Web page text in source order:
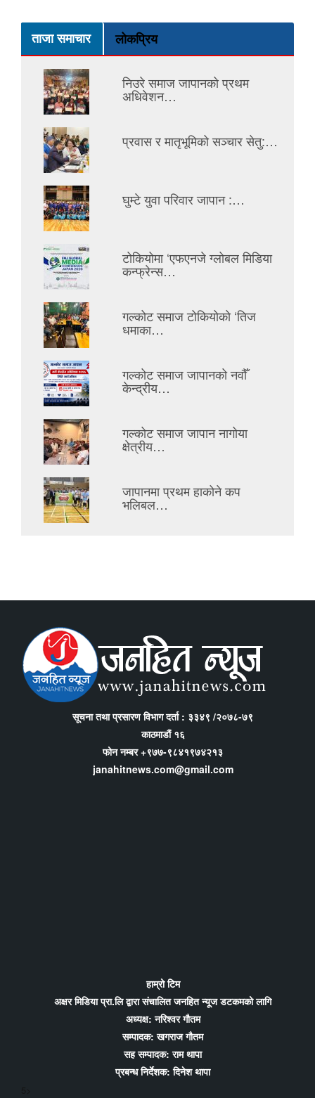
ताजा समाचार लोकप्रिय
निउरे समाज जापानको प्रथम
अधिवेशन…
प्रवास र मातृभूमिको सञ्चार सेतु:…
घुम्टे युवा परिवार जापान :…
टोकियोमा ‘एफएनजे ग्लोबल मिडिया
कन्फ्रेन्स…
गल्कोट समाज टोकियोको ‘तिज
धमाका…
गल्कोट समाज जापानको नवौँ
केन्द्रीय…
गल्कोट समाज जापान नागोया
क्षेत्रीय…
जापानमा प्रथम हाकोने कप
भलिबल…
सूचना तथा प्रसारण विभाग दर्ता : ३३४९ /२०७८-७९
काठमाडौं १६
फोन नम्बर +९७७-९८४१९७४२१३
janahitnews.com@gmail.com
हाम्रो टिम
अक्षर मिडिया प्रा.लि द्वारा संचालित जनहित न्यूज डटकमको लागि
अध्यक्ष: नरिश्वर गौतम
सम्पादक: खगराज गौतम
सह सम्पादक: राम थापा
प्रबन्ध निर्देशक: दिनेश थापा